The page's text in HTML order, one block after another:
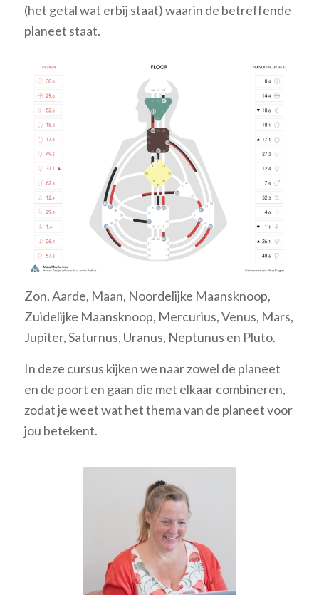
(het getal wat erbij staat) waarin de betreffende
planeet staat.
Zon, Aarde, Maan, Noordelijke Maansknoop,
Zuidelijke Maansknoop, Mercurius, Venus, Mars,
Jupiter, Saturnus, Uranus, Neptunus en Pluto.
In deze cursus kijken we naar zowel de planeet
en de poort en gaan die met elkaar combineren,
zodat je weet wat het thema van de planeet voor
jou betekent.